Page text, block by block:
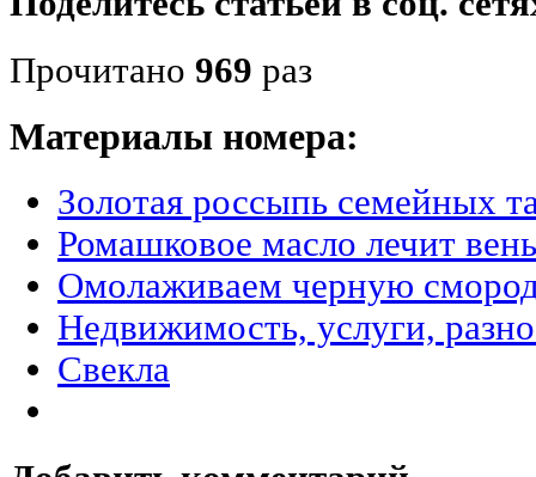
Прочитано 969 раз
Материалы номера:
Золотая россыпь семейных
Ромашковое масло лечит
Омолаживаем черную
Недвижимость, услуги,
Свекла